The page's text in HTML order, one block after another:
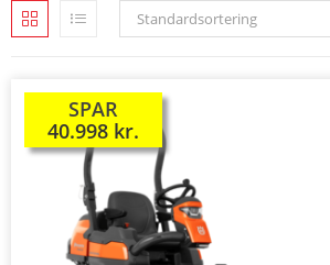
Standardsortering
SPAR
40.998 kr.
TILBUD!